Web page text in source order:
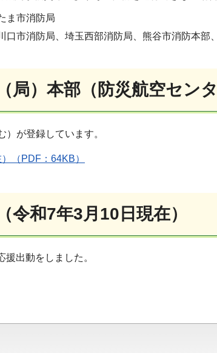
ま市消防局
口市消防局、埼玉西部消防局、熊谷市消防本部
局）本部（防災航空セン
）が登録しています。
（PDF：64KB）
令和7年3月10日現在）
出動をしました。